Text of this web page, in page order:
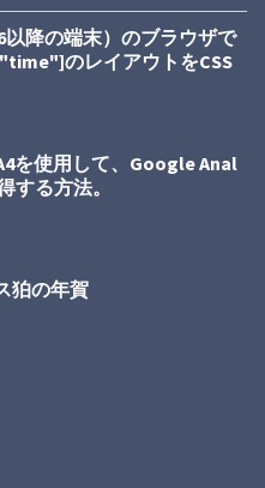
以降の端末）のブラウザで
のレイアウトをCSS
を使用して、Google Anal
する方法。
狛の年賀